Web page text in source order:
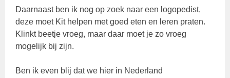
Daarnaast ben ik nog op zoek naar een logopedist,
deze moet Kit helpen met goed eten en leren praten.
Klinkt beetje vroeg, maar daar moet je zo vroeg
mogelijk bij zijn.
Ben ik even blij dat we hier in Nederland